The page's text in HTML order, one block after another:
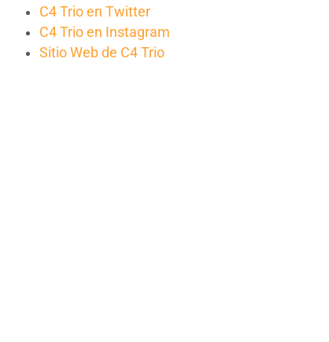
C4 Trio en Twitter
C4 Trio en Instagram
Sitio Web de C4 Trio